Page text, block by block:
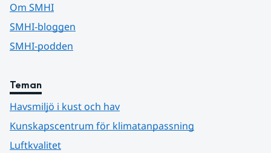
Om SMHI
SMHI-bloggen
SMHI-podden
Teman
Havsmiljö i kust och hav
Kunskapscentrum för klimatanpassning
Luftkvalitet